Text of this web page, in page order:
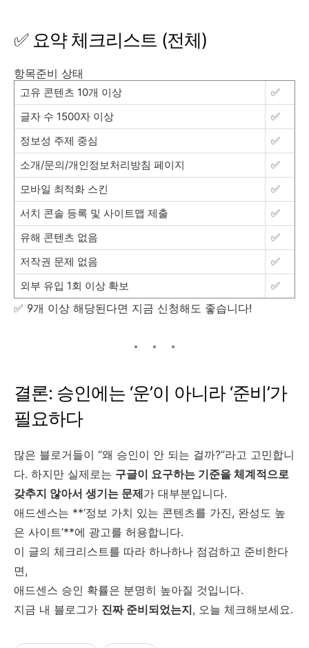
✅ 요약 체크리스트 (전체)
항목준비 상태
고유 콘텐츠 10개 이상
✅
글자 수 1500자 이상
✅
정보성 주제 중심
✅
소개/문의/개인정보처리방침 페이지
✅
모바일 최적화 스킨
✅
서치 콘솔 등록 및 사이트맵 제출
✅
유해 콘텐츠 없음
✅
저작권 문제 없음
✅
외부 유입 1회 이상 확보
✅
✅ 9개 이상 해당된다면 지금 신청해도 좋습니다!
결론: 승인에는 ‘운’이 아니라 ‘준비’가
필요하다
많은 블로거들이 “왜 승인이 안 되는 걸까?”라고 고민합니
다. 하지만 실제로는 구글이 요구하는 기준을 체계적으로
갖추지 않아서 생기는 문제가 대부분입니다.
애드센스는 **‘정보 가치 있는 콘텐츠를 가진, 완성도 높
은 사이트’**에 광고를 허용합니다.
이 글의 체크리스트를 따라 하나하나 점검하고 준비한다
면,
애드센스 승인 확률은 분명히 높아질 것입니다.
지금 내 블로그가 진짜 준비되었는지, 오늘 체크해보세요.